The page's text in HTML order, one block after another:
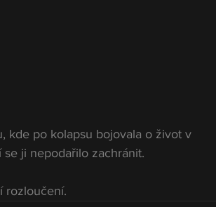
kde po kolapsu bojovala o život v
ji nepodařilo zachránit.
rozloučení.